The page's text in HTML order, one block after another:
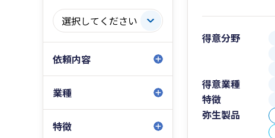
依頼内容
業種
特徴
得意分野
得意業種
特徴
弥生製品